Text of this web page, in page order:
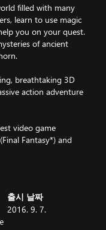
filled with many
learn to use magic
you on your quest.
of ancient
breathtaking 3D
action adventure
video game
Fantasy*) and
출시 날짜
2016. 9. 7.